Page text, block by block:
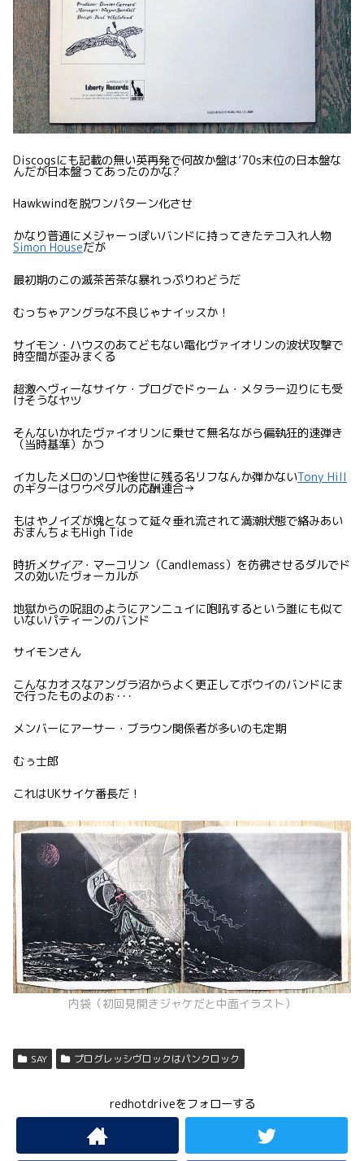
Discogsにも記載の無い英再発で何故か盤は’70s末位の日本盤な
んだが日本盤ってあったのかな?
Hawkwindを脱ワンパターン化させ
かなり普通にメジャーっぽいバンドに持ってきたテコ入れ人物
Simon Houseだが
最初期のこの滅茶苦茶な暴れっぷりわどうだ
むっちゃアングラな不良じゃナイッスか！
サイモン・ハウスのあてどもない電化ヴァイオリンの波状攻撃で
時空間が歪みまくる
超激ヘヴィーなサイケ・プログでドゥーム・メタラー辺りにも受
けそうなヤツ
そんないかれたヴァイオリンに乗せて無名ながら偏執狂的速弾き
（当時基準）かつ
イカしたメロのソロや後世に残る名リフなんか弾かないTony Hill
のギターはワウペダルの応酬連合→
もはやノイズが塊となって延々垂れ流されて満潮状態で絡みあい
おまんちょもHigh Tide
時折メサイア・マーコリン（Candlemass）を彷彿させるダルでド
スの効いたヴォーカルが
地獄からの呪詛のようにアンニュイに咆吼するという誰にも似て
いないパティーンのバンド
サイモンさん
こんなカオスなアングラ沼からよく更正してボウイのバンドにま
で行ったものよのぉ･･･
メンバーにアーサー・ブラウン関係者が多いのも定期
むぅ士郎
これはUKサイケ番長だ！
内袋（初回見開きジャケだと中面イラスト）
SAY プログレッシヴロックはパンクロック
redhotdriveをフォローする